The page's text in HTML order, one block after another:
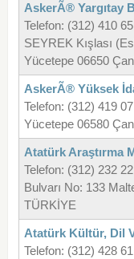
AskerÃ® Yargıtay
Telefon: (312) 410
SEYREK Kışlası
Yücetepe 06650
AskerÃ® Yüksek
Telefon: (312) 419
Yücetepe 06580
Atatürk Araştırma
Telefon: (312) 232
Bulvarı No: 133
TÜRKİYE
Atatürk Kültür, Dil
Telefon: (312) 428